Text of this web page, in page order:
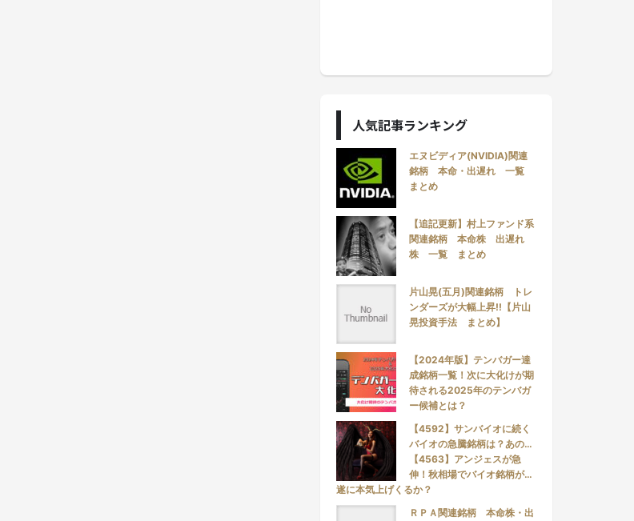
人気記事ランキング
エヌビディア(NVIDIA)関連
銘柄 本命・出遅れ 一覧
まとめ
【追記更新】村上ファンド系
関連銘柄 本命株 出遅れ
株 一覧 まとめ
片山晃(五月)関連銘柄 トレ
ンダーズが大幅上昇!!【片山
晃投資手法 まとめ】
【2024年版】テンバガー達
成銘柄一覧！次に大化けが期
待される2025年のテンバガ
ー候補とは？
【4592】サンバイオに続く
バイオの急騰銘柄は？あの…
【4563】アンジェスが急
伸！秋相場でバイオ銘柄が…
遂に本気上げくるか？
ＲＰＡ関連銘柄 本命株・出